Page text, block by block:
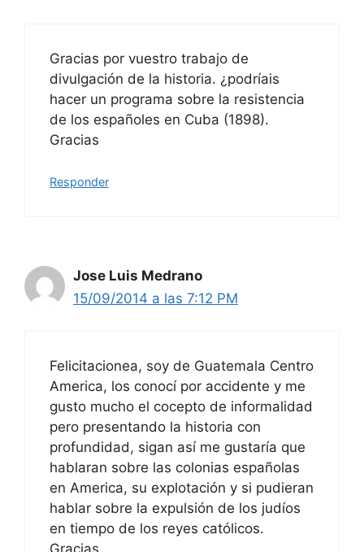
Gracias por vuestro trabajo de
divulgación de la historia. ¿podríais
hacer un programa sobre la resistencia
de los españoles en Cuba (1898).
Gracias
Responder
Jose Luis Medrano
15/09/2014 a las 7:12 PM
Felicitacionea, soy de Guatemala Centro
America, los conocí por accidente y me
gusto mucho el cocepto de informalidad
pero presentando la historia con
profundidad, sigan así me gustaría que
hablaran sobre las colonias españolas
en America, su explotación y si pudieran
hablar sobre la expulsión de los judíos
en tiempo de los reyes católicos.